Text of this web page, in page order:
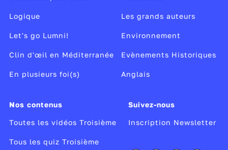
Logique
Let's go Lumni!
Clin d'œil en Méditerranée
En plusieurs foi(s)
Les grands auteurs
Environnement
Evènements Historiques
Anglais
Nos contenus
Toutes les vidéos Troisième
Tous les quiz Troisième
Suivez-nous
Inscription Newsletter